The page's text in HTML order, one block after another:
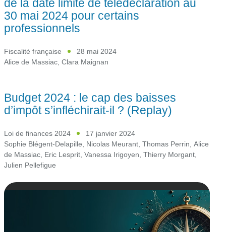
30 mai 2024 pour certains
professionnels
Fiscalité française
28 mai 2024
Alice de Massiac Clara Maignan
Budget 2024 : le cap des baisses
d’impôt s’infléchirait-il ? (Replay)
Loi de finances 2024
17 janvier 2024
Sophie Blégent-Delapille, Nicolas Meurant, Thomas Perrin, Alice
de Massiac, Eric Lesprit, Vanessa Irigoyen, Thierry Morgant,
Julien Pellefigue